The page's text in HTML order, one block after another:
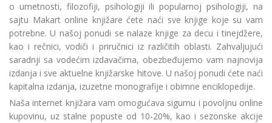
o umetnosti, filozofiji, psihologiji ili popularnoj psihologiji, na
sajtu Makart online knjižare ćete naći sve knjige koje su vam
potrebne. U našoj ponudi se nalaze knjige za decu i tinejdžere,
kao i rečnici, vodiči i priručnici iz različitih oblasti. Zahvaljujući
saradnji sa vodećim izdavačima, obezbeđujemo vam najnovija
izdanja i sve aktuelne knjižarske hitove. U našoj ponudi ćete naći
kapitalna izdanja, izuzetne monografije i obimne enciklopedije.
Naša internet knjižara vam omogućava sigurnu i povoljnu online
kupovinu, uz stalne popuste od 10-20%, kao i sezonske akcije